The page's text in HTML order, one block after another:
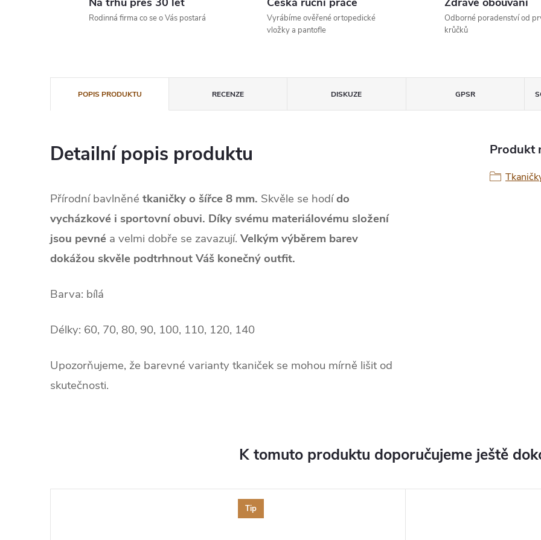
Rodinná firma co se o Vás postará
Vyrábíme ověřené ortopedické
vložky a pantofle
Odborné poradenství od
krůčků
POPIS PRODUKTU RECENZE DISKUZE GPSR
Detailní popis produktu
Přírodní bavlněné tkaničky o šířce 8 mm. Skvěle se hodído
vycházkové i sportovní obuvi. Díky svému materiálovému složení
jsou pevné a velmi dobře se zavazují. Velkým výběrem barev
dokážou skvěle podtrhnout Váš konečný outfit.
Barva: bílá
Délky: 60, 70, 80, 90, 100, 110, 120, 140
Upozorňujeme, že barevné varianty tkaniček se mohou mírně lišit od
skutečnosti.
Produkt
K tomuto produktu doporučujeme ještě
Tip